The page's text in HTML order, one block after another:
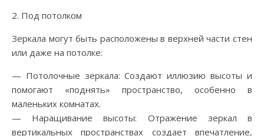
2. Под потолком
Зеркала могут быть расположены в верхней части стен
или даже на потолке:
— Потолочные зеркала: Создают иллюзию высоты и
помогают «поднять» пространство, особенно в
маленьких комнатах.
— Наращивание высоты: Отражение зеркал в
вертикальных пространствах создает впечатление,